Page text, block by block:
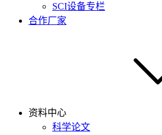
SCI设备专栏
合作厂家
资料中心
科学论文